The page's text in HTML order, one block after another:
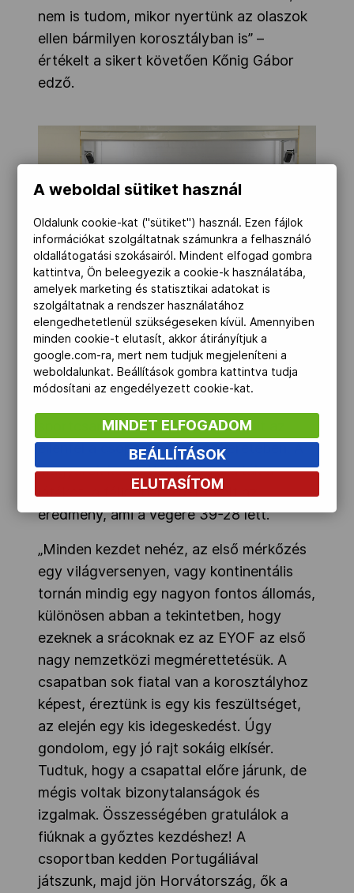
nem is tudom, mikor nyertünk az olaszok
ellen bármilyen korosztályban is” –
értékelt a sikert követően Kőnig Gábor
edző.
MOB-Média/Szalmás Péter
A fiú kézilabdázók is győzelemmel
sportcsarnokban Montenegró volt az
ellenfél a csoportmérkőzés keretében. A
magyarok kezdettől fogva uralták a
játékot, a félidőben 20-13 volt az
eredmény, ami a végére 39-28 lett.
„Minden kezdet nehéz, az első mérkőzés
egy világversenyen, vagy kontinentális
tornán mindig egy nagyon fontos állomás,
különösen abban a tekintetben, hogy
ezeknek a srácoknak ez az EYOF az első
nagy nemzetközi megmérettetésük. A
csapatban sok fiatal van a korosztályhoz
képest, éreztünk is egy kis feszültséget,
az elején egy kis idegeskedést. Úgy
gondolom, egy jó rajt sokáig elkísér.
Tudtuk, hogy a csapattal előre járunk, de
mégis voltak bizonytalanságok és
izgalmak. Összességében gratulálok a
fiúknak a győztes kezdéshez! A
csoportban kedden Portugáliával
játszunk, majd jön Horvátország, ők a
A weboldal sütiket használ
Oldalunk cookie-kat ("sütiket") használ. Ezen fájlok
információkat szolgáltatnak számunkra a felhasználó
oldallátogatási szokásairól. Mindent elfogad gombra
kattintva, Ön beleegyezik a cookie-k használatába,
amelyek marketing és statisztikai adatokat is
szolgáltatnak a rendszer használatához
elengedhetetlenül szükségeseken kívül. Amennyiben
minden cookie-t elutasít, akkor átirányítjuk a
google.com-ra, mert nem tudjuk megjeleníteni a
weboldalunkat. Beállítások gombra kattintva tudja
módosítani az engedélyezett cookie-kat.
MINDET ELFOGADOM
BEÁLLÍTÁSOK
ELUTASÍTOM